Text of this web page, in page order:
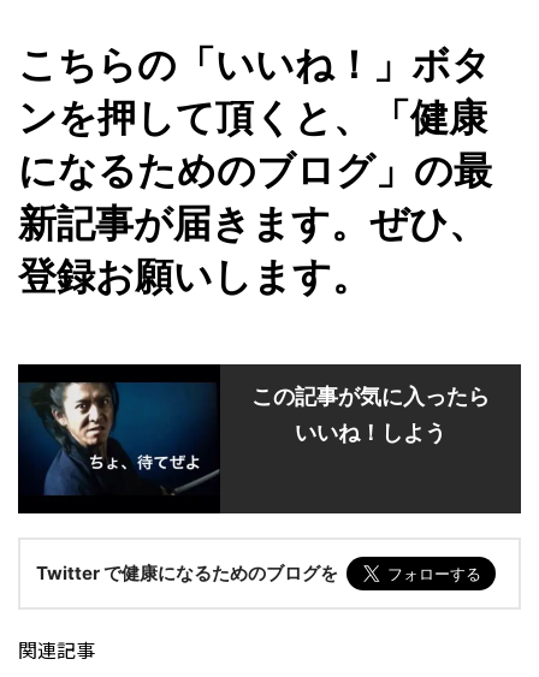
こちらの「いいね！」ボタ
ンを押して頂くと、「健康
になるためのブログ」の最
新記事が届きます。ぜひ、
登録お願いします。
この記事が気に入ったら
いいね！しよう
Twitter で健康になるためのブログを
関連記事